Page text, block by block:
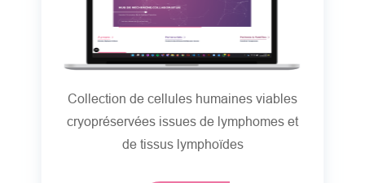
Collection de cellules humaines viables
cryopréservées issues de lymphomes et
de tissus lymphoïdes